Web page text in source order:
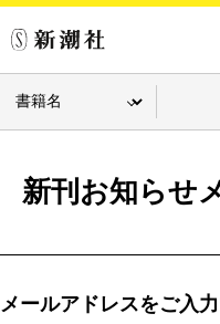
新刊お知らせ
メールアドレスをご入